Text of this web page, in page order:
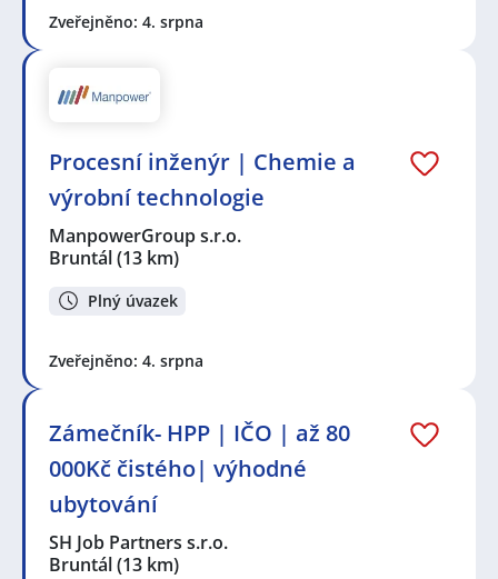
Zveřejněno: 4. srpna
Procesní inženýr | Chemie a
výrobní technologie
ManpowerGroup s.r.o.
Bruntál(13 km)
Plný úvazek
Zveřejněno: 4. srpna
Zámečník- HPP | IČO | až 80
000Kč čistého| výhodné
ubytování
SH Job Partners s.r.o.
Bruntál(13 km)